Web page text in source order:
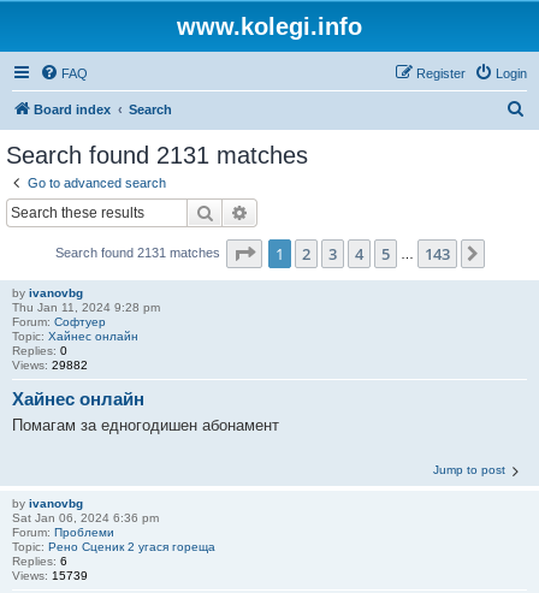
www.kolegi.info
FAQ Login
Register
Board index Search
Search found 2131 matches
Go to advanced search
Search
Search found 2131 matches Page 1of 143
1 2 3 4 5 143
by ivanovbg
Thu Jan 11, 2024 9:28 pm
Forum: Софтуер
Topic: Хайнес онлайн
Replies: 0
Views: 29882
Хайнес онлайн
Помагам за едногодишен абонамент
Jump to post
by ivanovbg
Sat Jan 06, 2024 6:36 pm
Forum: Проблеми
Topic: Рено Сценик 2 угася гореща
Replies: 6
Views: 15739